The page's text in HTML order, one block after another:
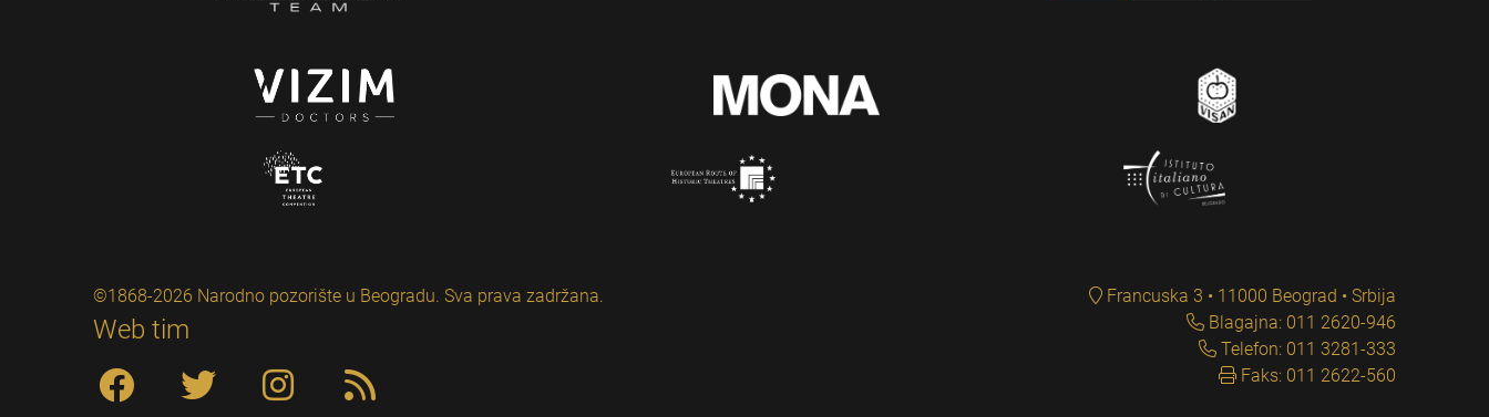
©1868-2026 Narodno pozorište u Beogradu. Sva prava zadržana.
Web tim
Francuska 3 • 11000 Beograd • Srbija
Blagajna: 011 2620-946
Telefon: 011 3281-333
Faks: 011 2622-560